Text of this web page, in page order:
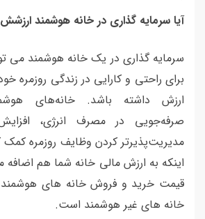
آیا سرمایه گذاری در خانه هوشمند ارزشش
سرمایه گذاری در یک خانه هوشمند می
برای راحتی و کارایی در زندگی روزمره
ارزش داشته باشد. خانه‌های
صرفه‌جویی در مصرف انرژی،
مدیریت‌پذیرتر کردن وظایف روزمره کمک
اینکه به ارزش مالی خانه شما هم
قیمت خرید و فروش خانه های هوشمند
خانه های غیر هوشمند است.